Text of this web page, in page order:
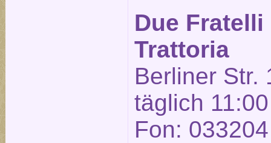
Due
Trattoria
Berliner Str.
täglich
Fon: